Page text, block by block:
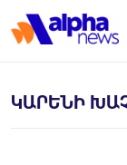
ԿԱՐԵՆԻ